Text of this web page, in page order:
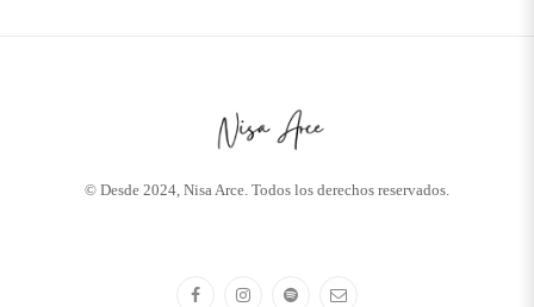
© Desde 2024, Nisa Arce. Todos los derechos reservados.